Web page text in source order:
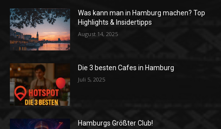
Was kann man in Hamburg machen? Top
Highlights & Insidertipps
August 14, 2025
Die 3 besten Cafes in Hamburg
Juli 5, 2025
Hamburgs Größter Club!